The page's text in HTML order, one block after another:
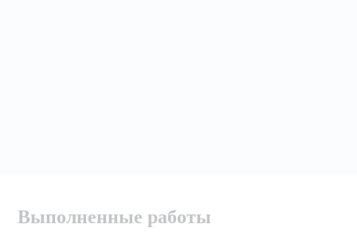
Выполненные работы